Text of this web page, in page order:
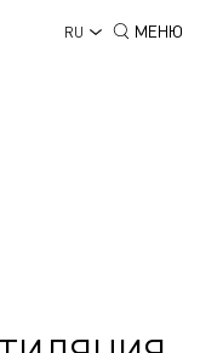
RU МЕНЮ